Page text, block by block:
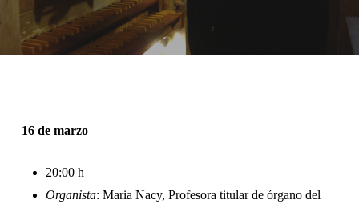
16 de marzo
20:00 h
Organista: Maria Nacy, Profesora titular de órgano del